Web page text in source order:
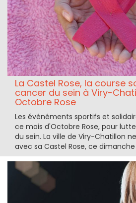
La Castel Rose, la course
cancer du sein à Viry-
Octobre Rose
Les événéments sportifs et
ce mois d'Octobre Rose, pour
du sein. La ville de Viry-Chatillon
avec sa Castel Rose, ce